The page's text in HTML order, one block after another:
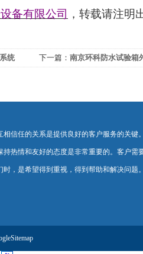
备有限公司 ，转载请注明
统 下一篇： 南京环科防水试验箱
相信任的关系是提供良好的客户服务的关键
持热情和友好的态度是非常重要的。客户需
，是希望得到重视，得到帮助和解决问题。